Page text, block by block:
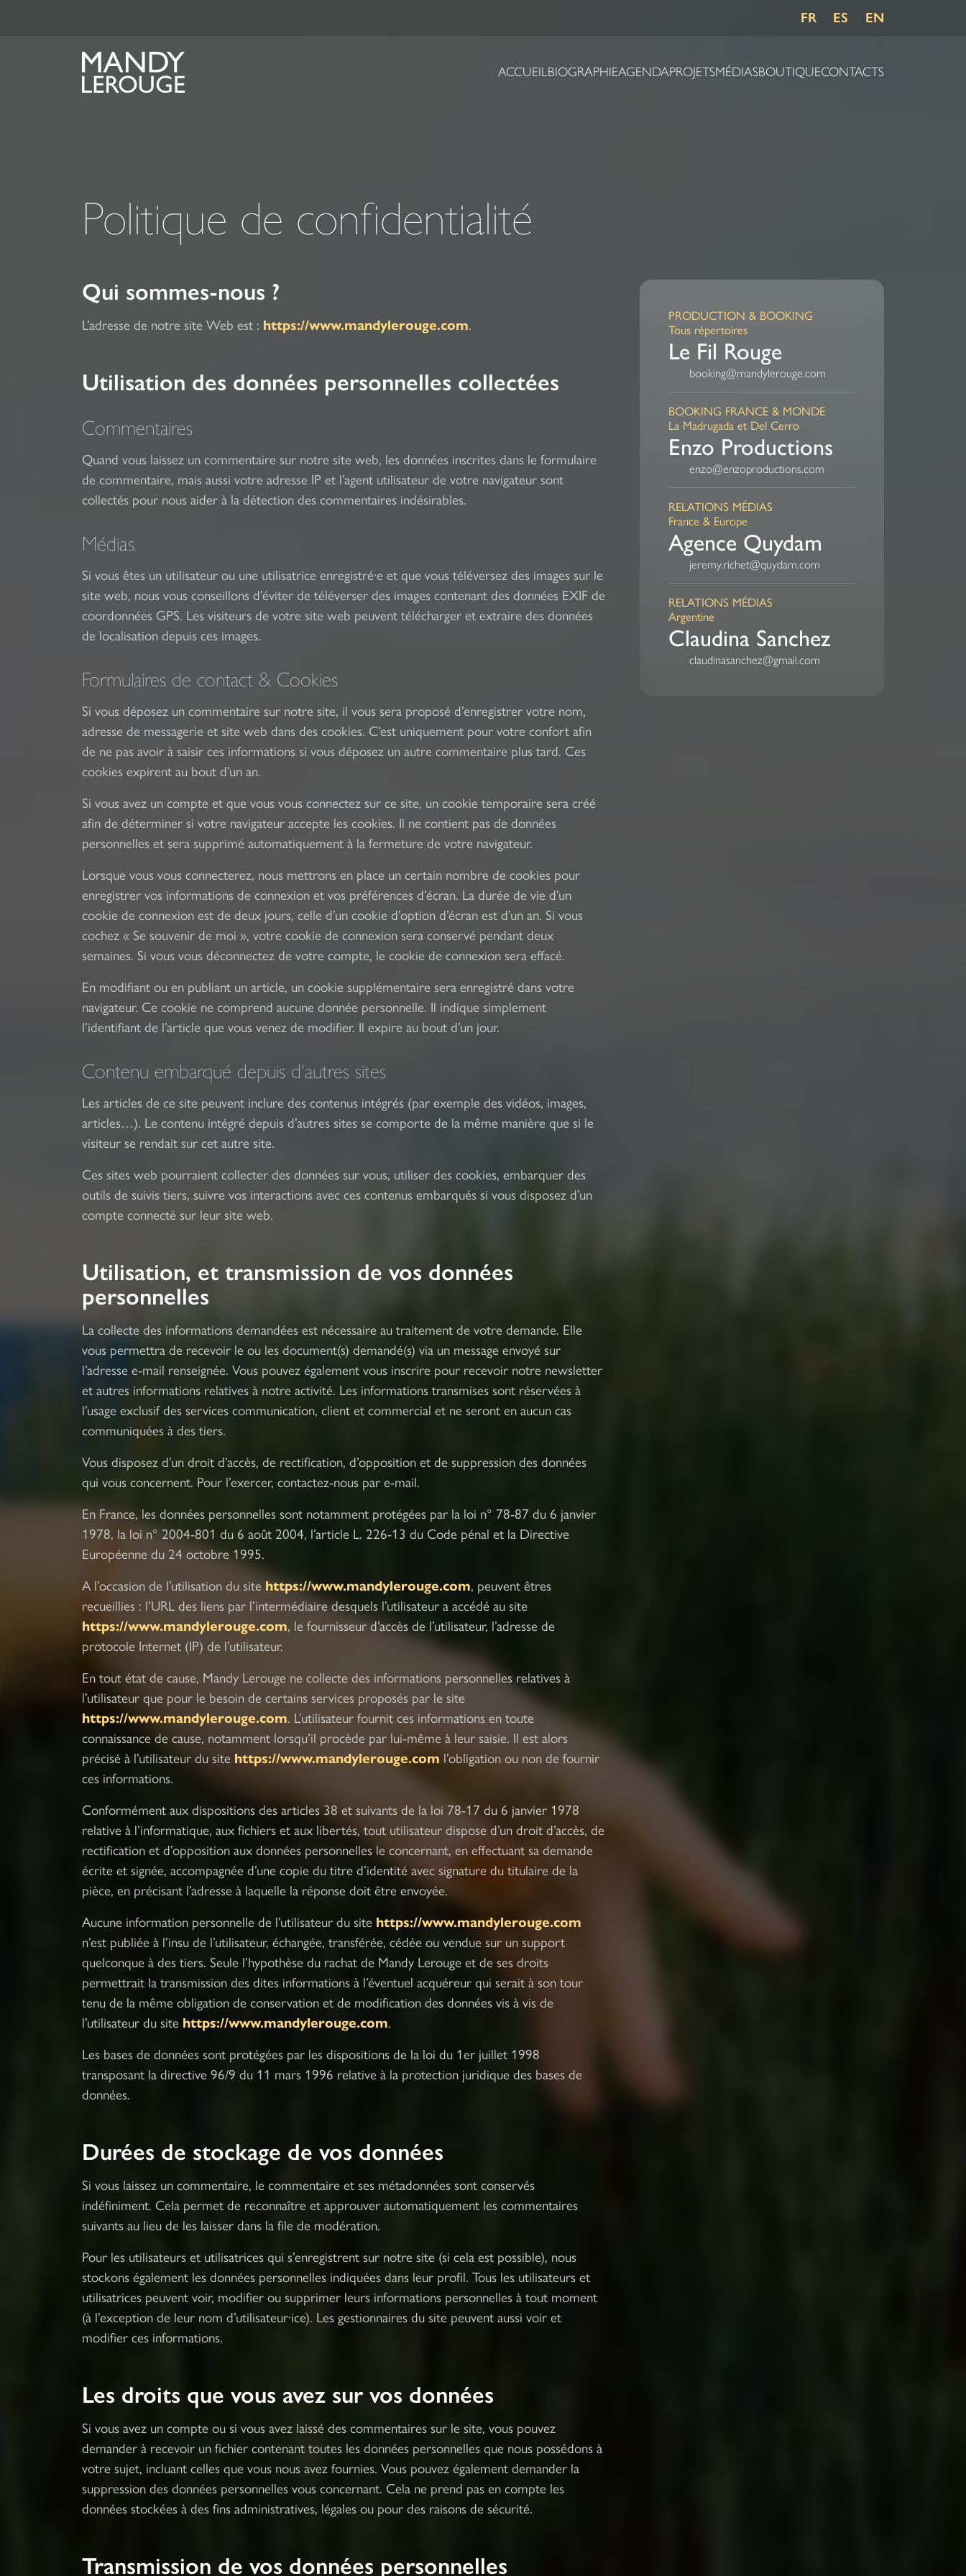
FR ES EN
ACCUEILBIOGRAPHIEAGENDAPROJETSMÉDIASBOUTIQUECONTACTS
Politique de confidentialité
Qui sommes-nous ?
L’adresse de notre site Web est : https://www.mandylerouge.com.
Utilisation des données personnelles collectées
Commentaires
Quand vous laissez un commentaire sur notre site web, les données inscrites dans le formulaire
de commentaire, mais aussi votre adresse IP et l’agent utilisateur de votre navigateur sont
collectés pour nous aider à la détection des commentaires indésirables.
Médias
Si vous êtes un utilisateur ou une utilisatrice enregistré·e et que vous téléversez des images sur le
site web, nous vous conseillons d’éviter de téléverser des images contenant des données EXIF de
coordonnées GPS. Les visiteurs de votre site web peuvent télécharger et extraire des données
de localisation depuis ces images.
Formulaires de contact & Cookies
Si vous déposez un commentaire sur notre site, il vous sera proposé d’enregistrer votre nom,
adresse de messagerie et site web dans des cookies. C’est uniquement pour votre confort afin
de ne pas avoir à saisir ces informations si vous déposez un autre commentaire plus tard. Ces
cookies expirent au bout d’un an.
Si vous avez un compte et que vous vous connectez sur ce site, un cookie temporaire sera créé
afin de déterminer si votre navigateur accepte les cookies. Il ne contient pas de données
personnelles et sera supprimé automatiquement à la fermeture de votre navigateur.
Lorsque vous vous connecterez, nous mettrons en place un certain nombre de cookies pour
enregistrer vos informations de connexion et vos préférences d’écran. La durée de vie d’un
cookie de connexion est de deux jours, celle d’un cookie d’option d’écran est d’un an. Si vous
cochez « Se souvenir de moi », votre cookie de connexion sera conservé pendant deux
semaines. Si vous vous déconnectez de votre compte, le cookie de connexion sera effacé.
En modifiant ou en publiant un article, un cookie supplémentaire sera enregistré dans votre
navigateur. Ce cookie ne comprend aucune donnée personnelle. Il indique simplement
l’identifiant de l’article que vous venez de modifier. Il expire au bout d’un jour.
Contenu embarqué depuis d'autres sites
Les articles de ce site peuvent inclure des contenus intégrés (par exemple des vidéos, images,
articles…). Le contenu intégré depuis d’autres sites se comporte de la même manière que si le
visiteur se rendait sur cet autre site.
Ces sites web pourraient collecter des données sur vous, utiliser des cookies, embarquer des
outils de suivis tiers, suivre vos interactions avec ces contenus embarqués si vous disposez d’un
compte connecté sur leur site web.
Utilisation, et transmission de vos données
personnelles
La collecte des informations demandées est nécessaire au traitement de votre demande. Elle
vous permettra de recevoir le ou les document(s) demandé(s) via un message envoyé sur
l’adresse e-mail renseignée. Vous pouvez également vous inscrire pour recevoir notre newsletter
et autres informations relatives à notre activité. Les informations transmises sont réservées à
l’usage exclusif des services communication, client et commercial et ne seront en aucun cas
communiquées à des tiers.
Vous disposez d’un droit d’accès, de rectification, d’opposition et de suppression des données
qui vous concernent. Pour l’exercer, contactez-nous par e-mail.
En France, les données personnelles sont notamment protégées par la loi n° 78-87 du 6 janvier
1978, la loi n° 2004-801 du 6 août 2004, l’article L. 226-13 du Code pénal et la Directive
Européenne du 24 octobre 1995.
A l’occasion de l’utilisation du site https://www.mandylerouge.com, peuvent êtres
recueillies : l’URL des liens par l’intermédiaire desquels l’utilisateur a accédé au site
https://www.mandylerouge.com, le fournisseur d’accès de l’utilisateur, l’adresse de
protocole Internet (IP) de l’utilisateur.
En tout état de cause, Mandy Lerouge ne collecte des informations personnelles relatives à
l’utilisateur que pour le besoin de certains services proposés par le site
https://www.mandylerouge.com. L’utilisateur fournit ces informations en toute
connaissance de cause, notamment lorsqu’il procède par lui-même à leur saisie. Il est alors
précisé à l’utilisateur du site https://www.mandylerouge.com l’obligation ou non de fournir
ces informations.
Conformément aux dispositions des articles 38 et suivants de la loi 78-17 du 6 janvier 1978
relative à l’informatique, aux fichiers et aux libertés, tout utilisateur dispose d’un droit d’accès, de
rectification et d’opposition aux données personnelles le concernant, en effectuant sa demande
écrite et signée, accompagnée d’une copie du titre d’identité avec signature du titulaire de la
pièce, en précisant l’adresse à laquelle la réponse doit être envoyée.
Aucune information personnelle de l’utilisateur du site https://www.mandylerouge.com
n’est publiée à l’insu de l’utilisateur, échangée, transférée, cédée ou vendue sur un support
quelconque à des tiers. Seule l’hypothèse du rachat de Mandy Lerouge et de ses droits
permettrait la transmission des dites informations à l’éventuel acquéreur qui serait à son tour
tenu de la même obligation de conservation et de modification des données vis à vis de
l’utilisateur du site https://www.mandylerouge.com.
Les bases de données sont protégées par les dispositions de la loi du 1er juillet 1998
transposant la directive 96/9 du 11 mars 1996 relative à la protection juridique des bases de
données.
Durées de stockage de vos données
Si vous laissez un commentaire, le commentaire et ses métadonnées sont conservés
indéfiniment. Cela permet de reconnaître et approuver automatiquement les commentaires
suivants au lieu de les laisser dans la file de modération.
Pour les utilisateurs et utilisatrices qui s’enregistrent sur notre site (si cela est possible), nous
stockons également les données personnelles indiquées dans leur profil. Tous les utilisateurs et
utilisatrices peuvent voir, modifier ou supprimer leurs informations personnelles à tout moment
(à l’exception de leur nom d’utilisateur·ice). Les gestionnaires du site peuvent aussi voir et
modifier ces informations.
Les droits que vous avez sur vos données
Si vous avez un compte ou si vous avez laissé des commentaires sur le site, vous pouvez
demander à recevoir un fichier contenant toutes les données personnelles que nous possédons à
votre sujet, incluant celles que vous nous avez fournies. Vous pouvez également demander la
suppression des données personnelles vous concernant. Cela ne prend pas en compte les
données stockées à des fins administratives, légales ou pour des raisons de sécurité.
Transmission de vos données personnelles
PRODUCTION & BOOKING
Tous répertoires
Le Fil Rouge
booking@mandylerouge.com
BOOKING FRANCE & MONDE
La Madrugada et Del Cerro
Enzo Productions
enzo@enzoproductions.com
RELATIONS MÉDIAS
France & Europe
Agence Quydam
jeremy.richet@quydam.com
RELATIONS MÉDIAS
Argentine
Claudina Sanchez
claudinasanchez@gmail.com